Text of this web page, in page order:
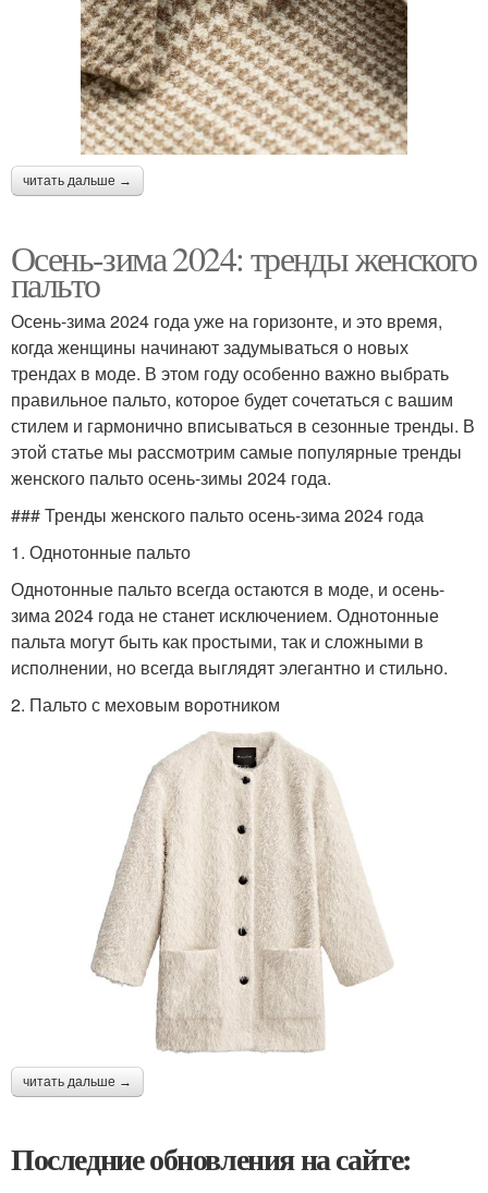
читать дальше →
Осень-зима 2024: тренды женского
пальто
Осень-зима 2024 года уже на горизонте, и это время,
когда женщины начинают задумываться о новых
трендах в моде. В этом году особенно важно выбрать
правильное пальто, которое будет сочетаться с вашим
стилем и гармонично вписываться в сезонные тренды. В
этой статье мы рассмотрим самые популярные тренды
женского пальто осень-зимы 2024 года.
### Тренды женского пальто осень-зима 2024 года
1. Однотонные пальто
Однотонные пальто всегда остаются в моде, и осень-
зима 2024 года не станет исключением. Однотонные
пальта могут быть как простыми, так и сложными в
исполнении, но всегда выглядят элегантно и стильно.
2. Пальто с меховым воротником
читать дальше →
Последние обновления на сайте: